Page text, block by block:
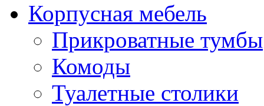
Корпусная мебель
Прикроватные тумбы
Комоды
Туалетные столики